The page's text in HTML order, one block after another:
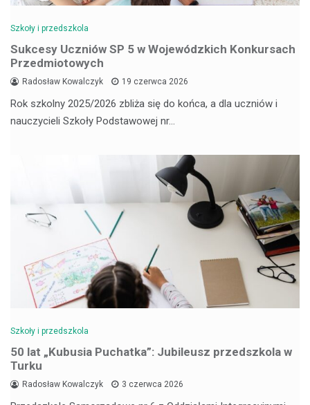
Szkoły i przedszkola
Sukcesy Uczniów SP 5 w Wojewódzkich Konkursach
Przedmiotowych
Radosław Kowalczyk 19 czerwca 2026
Rok szkolny 2025/2026 zbliża się do końca, a dla uczniów i
nauczycieli Szkoły Podstawowej nr…
Szkoły i przedszkola
50 lat „Kubusia Puchatka”: Jubileusz przedszkola w
Turku
Radosław Kowalczyk 3 czerwca 2026